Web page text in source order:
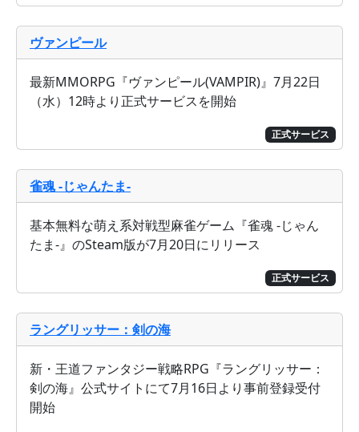
ヴァンピール
正式サービス
最新MMORPG『ヴァンピール(VAMPIR)』7月22日
（水）12時より正式サービスを開始
雀魂 -じゃんたま-
正式サービス
基本無料な萌え系対戦型麻雀ゲーム『雀魂 -じゃん
たま-』のSteam版が7月20日にリリース
ラングリッサー：剣の海
新・王道ファンタジー戦略RPG『ラングリッサー：
剣の海』公式サイトにて7月16日より事前登録受付
開始